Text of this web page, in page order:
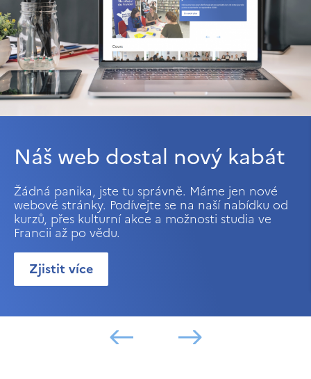
Náš web dostal nový kabát
Žádná panika, jste tu správně. Máme jen nové
webové stránky. Podívejte se na naší nabídku od
kurzů, přes kulturní akce a možnosti studia ve
Francii až po vědu.
Zjistit více